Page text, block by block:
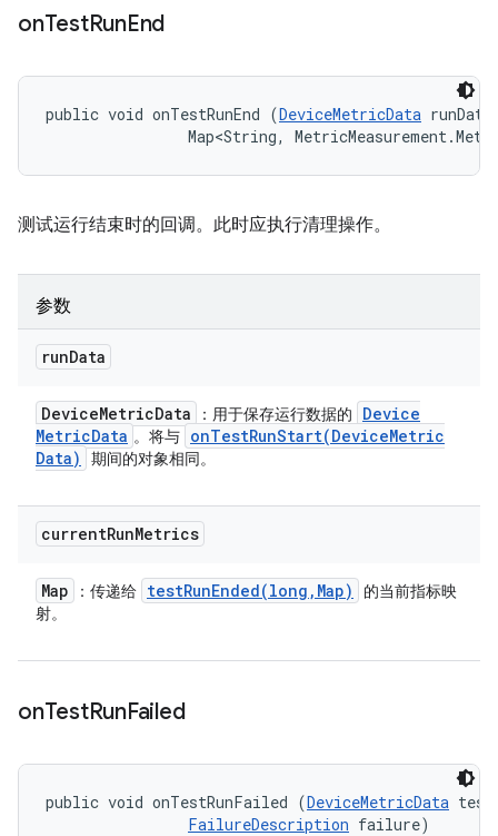
onTestRunEnd
public void onTestRunEnd (DeviceMetricData
Map<String,
测试运行结束时的回调。此时应执行清理操作。
参数
runData
DeviceMetricData ：用于保存运行数据的
Device
MetricData 。将与 onTestRunStart(DeviceMetric
Data)
期间的对象相同。
currentRunMetrics
Map ：传递给 testRunEnded(long , Map)
的当前指标映
射。
onTestRunFailed
public void onTestRunFailed (DeviceMetricData
FailureDescription failure)